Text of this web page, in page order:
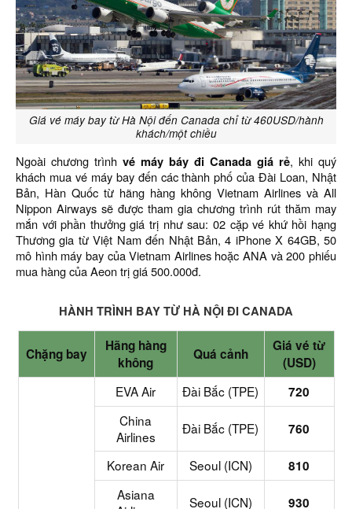
Giá vé máy bay từ Hà Nội đến Canada chỉ từ 460USD/hành
khách/một chiều
Ngoài chương trình vé máy báy đi Canada giá rẻ, khi quý
khách mua vé máy bay đến các thành phố của Đài Loan, Nhật
Bản, Hàn Quốc từ hãng hàng không Vietnam Airlines và All
Nippon Airways sẽ được tham gia chương trình rút thăm may
mắn với phần thưởng giá trị như sau: 02 cặp vé khứ hồi hạng
Thương gia từ Việt Nam đến Nhật Bản, 4 iPhone X 64GB, 50
mô hình máy bay của Vietnam Airlines hoặc ANA và 200 phiếu
mua hàng của Aeon trị giá 500.000đ.
HÀNH TRÌNH BAY TỪ HÀ NỘI ĐI CANADA
Chặng bay
Hãng hàng
không
Quá cảnh
Giá vé từ
(USD)
EVA Air Đài Bắc (TPE)
720
China
Airlines
Đài Bắc (TPE) 760
Korean Air Seoul (ICN)
810
Asiana
Seoul (ICN) 930